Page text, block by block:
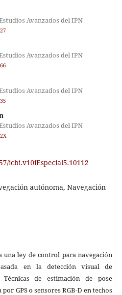
Avanzados del IPN
Avanzados del IPN
Avanzados del IPN
Avanzados del IPN
icbi.v10iEspecial5.10112
autónoma, Navegación
una ley de control para navegación
en la detección visual de
de estimación de pose
GPS o sensores RGB-D en techos